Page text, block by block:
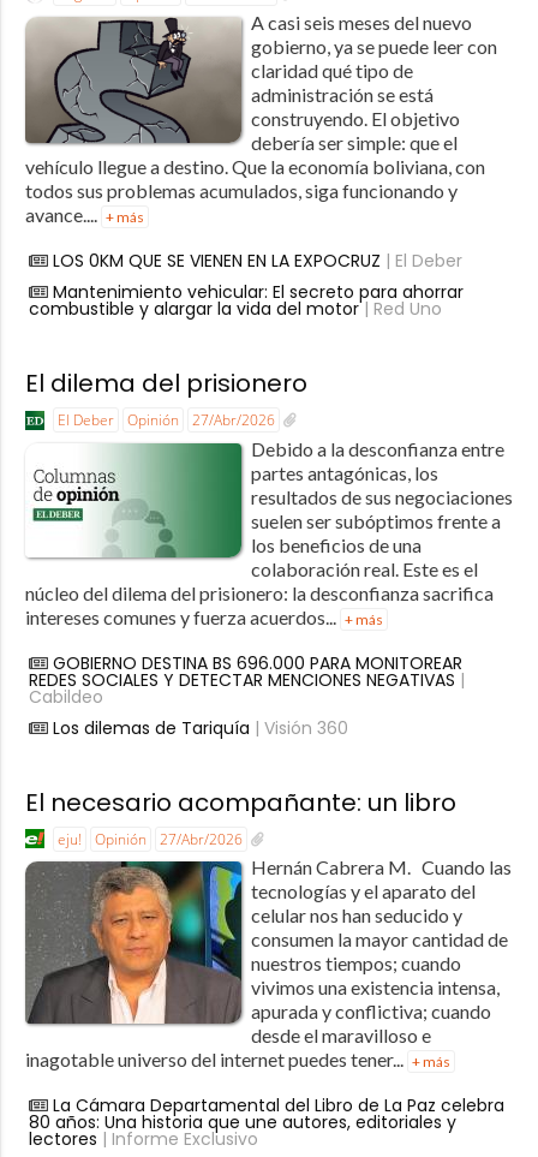
A casi seis meses del nuevo
gobierno, ya se puede leer con
claridad qué tipo de
administración se está
construyendo. El objetivo
debería ser simple: que el
vehículo llegue a destino. Que la economía boliviana, con
todos sus problemas acumulados, siga funcionando y
avance....
+ más
LOS 0KM QUE SE VIENEN EN LA EXPOCRUZ | El Deber
Mantenimiento vehicular: El secreto para ahorrar
combustible y alargar la vida del motor| Red Uno
El dilema del prisionero
El Deber Opinión 27/Abr/2026
Debido a la desconfianza entre
partes antagónicas, los
resultados de sus negociaciones
suelen ser subóptimos frente a
los beneficios de una
colaboración real. Este es el
núcleo del dilema del prisionero: la desconfianza sacrifica
intereses comunes y fuerza acuerdos...
+ más
GOBIERNO DESTINA BS 696.000 PARA MONITOREAR
REDES SOCIALES Y DETECTAR MENCIONES NEGATIVAS |
Cabildeo
Los dilemas de Tariquía | Visión 360
El necesario acompañante: un libro
eju! Opinión 27/Abr/2026
Hernán Cabrera M. Cuando las
tecnologías y el aparato del
celular nos han seducido y
consumen la mayor cantidad de
nuestros tiempos; cuando
vivimos una existencia intensa,
apurada y conflictiva; cuando
desde el maravilloso e
inagotable universo del internet puedes tener... + más
La Cámara Departamental del Libro de La Paz celebra
80 años: Una historia que une autores, editoriales y
lectores | Informe Exclusivo